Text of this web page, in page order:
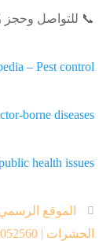
📞 للتواصل وحجز
– Pest control
borne diseases
health issues
الموقع
الحشرات | 01099052560